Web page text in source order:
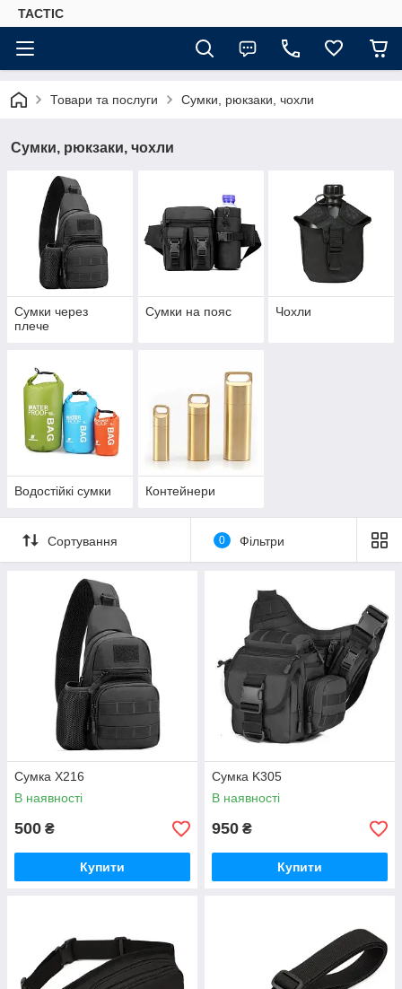
TACTIC
Товари та послуги Сумки, рюкзаки, чохли
Сумки, рюкзаки, чохли
Сумки через
плече
Сумки на пояс Чохли
Водостійкі сумки Контейнери
Сортування 0 Фільтри
Сумка X216
В наявності
500 ₴
Купити
Сумка K305
В наявності
950 ₴
Купити